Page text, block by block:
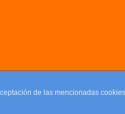
de las mencionadas